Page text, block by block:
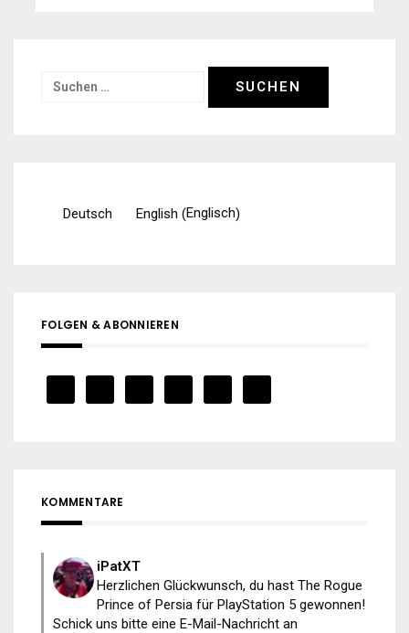
Suchen
Deutsch English (Englisch)
FOLGEN & ABONNIEREN
KOMMENTARE
iPatXT
Herzlichen Glückwunsch, du hast The Rogue
Prince of Persia für PlayStation 5 gewonnen!
Schick uns bitte eine E-Mail-Nachricht an